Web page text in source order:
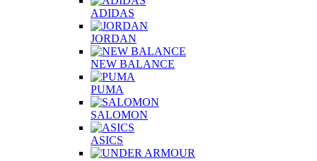
ADIDAS
JORDAN
NEW BALANCE
PUMA
SALOMON
ASICS